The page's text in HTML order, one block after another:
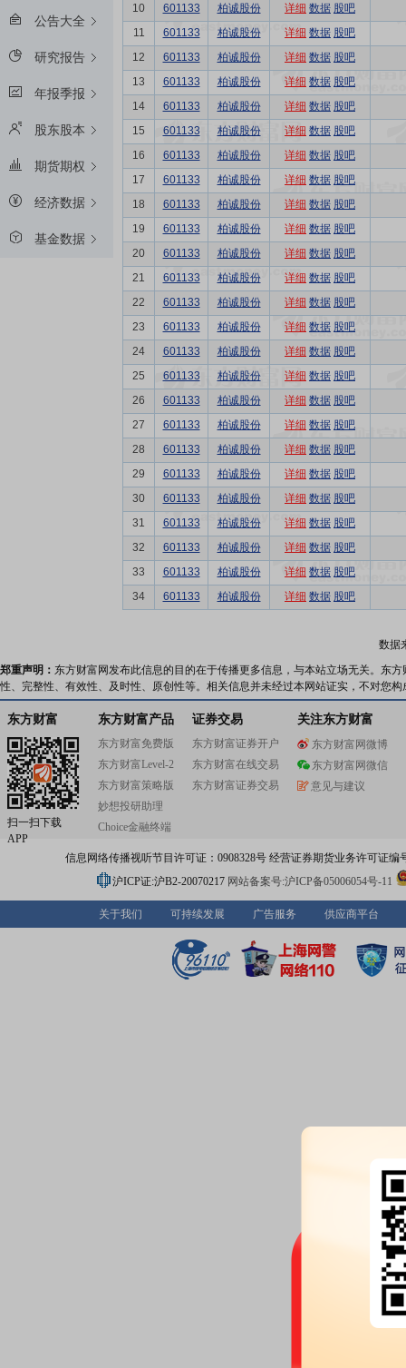
公告大全
研究报告
年报季报
股东股本
期货期权
经济数据
基金数据
10
601133 柏诚股份 详细 数据 股吧
11
601133 柏诚股份 详细 数据 股吧
12
601133 柏诚股份 详细 数据 股吧
13
601133 柏诚股份 详细 数据 股吧
14
601133 柏诚股份 详细 数据 股吧
15
601133 柏诚股份 详细 数据 股吧
16
601133 柏诚股份 详细 数据 股吧
17
601133 柏诚股份 详细 数据 股吧
18
601133 柏诚股份 详细 数据 股吧
19
601133 柏诚股份 详细 数据 股吧
20
601133 柏诚股份 详细 数据 股吧
21
601133 柏诚股份 详细 数据 股吧
22
601133 柏诚股份 详细 数据 股吧
23
601133 柏诚股份 详细 数据 股吧
24
601133 柏诚股份 详细 数据 股吧
25
601133 柏诚股份 详细 数据 股吧
26
601133 柏诚股份 详细 数据 股吧
27
601133 柏诚股份 详细 数据 股吧
28
601133 柏诚股份 详细 数据 股吧
29
601133 柏诚股份 详细 数据 股吧
30
601133 柏诚股份 详细 数据 股吧
31
601133 柏诚股份 详细 数据 股吧
32
601133 柏诚股份 详细 数据 股吧
33
601133 柏诚股份 详细 数据 股吧
34
601133 柏诚股份 详细 数据 股吧
数据
郑重声明： 东方财富网发布此信息的目的在于传播更多信息，与本站立场无关。东
性、完整性、有效性、及时性、原创性等。相关信息并未经过本网站证实，不对您
东方财富
扫一扫下载
APP
东方财富产品
东方财富免费版
东方财富Level-2
东方财富策略版
妙想投研助理
Choice金融终端
证券交易
东方财富证券开户
东方财富在线交易
东方财富证券交易
关注东方财富
东方财富网微博
东方财富网微信
意见与建议
信息网络传播视听节目许可证：0908328号 经营证券期货业务许可证编
沪ICP证:沪B2-20070217 网站备案号:沪ICP备05006054号-11
关于我们 可持续发展 广告服务 供应商平台